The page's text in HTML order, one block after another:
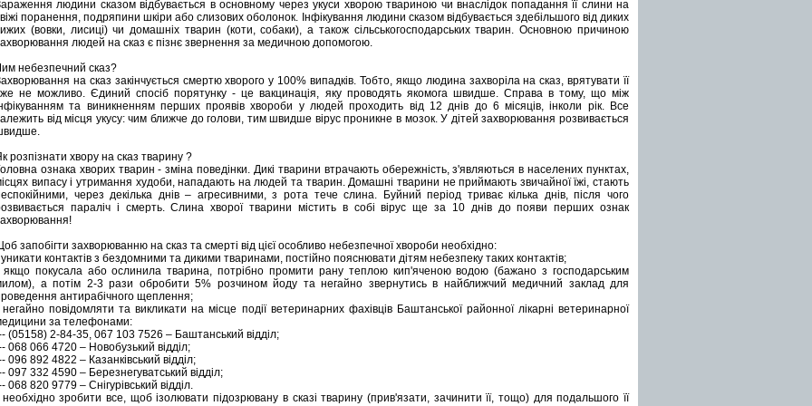
людини сказом відбувається в основному через укуси хворою твариною чи внаслідок попадання її слини на
поранення, подряпини шкіри або слизових оболонок. Інфікування людини сказом відбувається здебільшого від диких
(вовки, лисиці) чи домашніх тварин (коти, собаки), а також сільськогосподарських тварин. Основною причиною
людей на сказ є пізнє звернення за медичною допомогою.
небезпечний сказ?
на сказ закінчується смертю хворого у 100% випадків. Тобто, якщо людина захворіла на сказ, врятувати її
не можливо. Єдиний спосіб порятунку - це вакцинація, яку проводять якомога швидше. Справа в тому, що між
та виникненням перших проявів хвороби у людей проходить від 12 днів до 6 місяців, інколи рік. Все
від місця укусу: чим ближче до голови, тим швидше вірус проникне в мозок. У дітей захворювання розвивається
розпізнати хвору на сказ тварину ?
ознака хворих тварин - зміна поведінки. Дикі тварини втрачають обережність, з'являються в населених пунктах,
випасу і утримання худоби, нападають на людей та тварин. Домашні тварини не приймають звичайної їжі, стають
через декілька днів – агресивними, з рота тече слина. Буйний період триває кілька днів, після чого
параліч і смерть. Слина хворої тварини містить в собі вірус ще за 10 днів до появи перших ознак
запобігти захворюванню на сказ та смерті від цієї особливо небезпечної хвороби необхідно:
контактів з бездомними та дикими тваринами, постійно пояснювати дітям небезпеку таких контактів;
покусала або ослинила тварина, потрібно промити рану теплою кип'яченою водою (бажано з господарським
а потім 2-3 рази обробити 5% розчином йоду та негайно звернутись в найближчий медичний заклад для
антирабічного щеплення;
повідомляти та викликати на місце події ветеринарних фахівців Баштанської районної лікарні ветеринарної
за телефонами:
(05158) 2-84-35, 067 103 7526 – Баштанський відділ;
068 066 4720 – Новобузький відділ;
096 892 4822 – Казанківський відділ;
097 332 4590 – Березнегуватський відділ;
068 820 9779 – Снігурівський відділ.
зробити все, щоб ізолювати підозрювану в сказі тварину (прив'язати, зачинити її, тощо) для подальшого її